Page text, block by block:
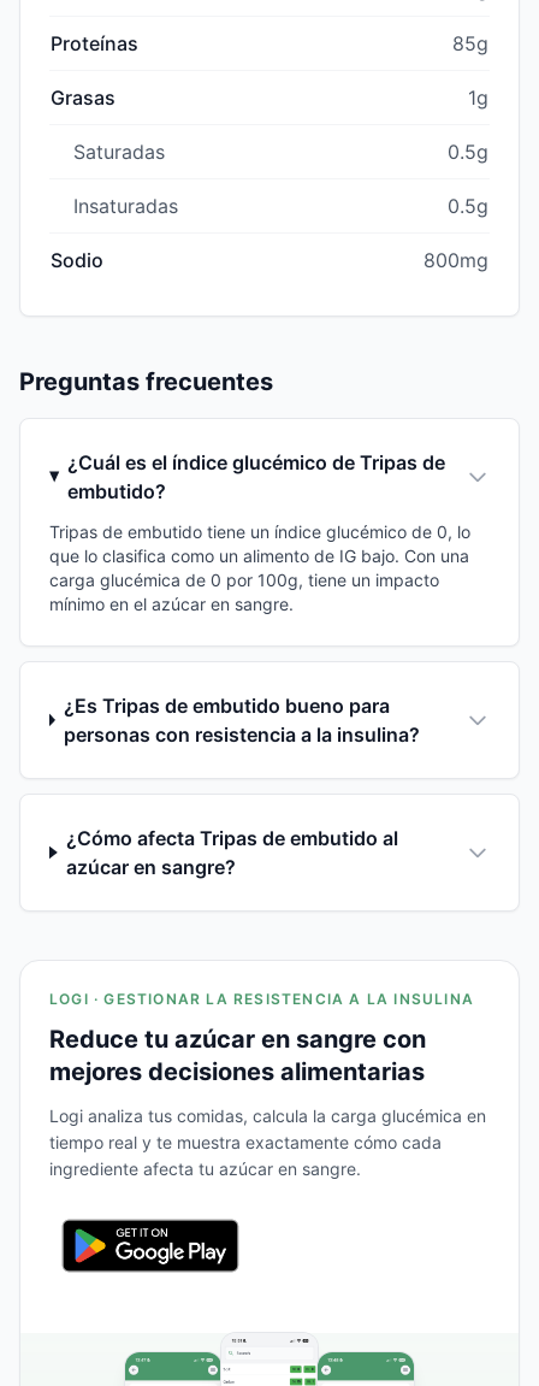
Proteínas 85g
Grasas 1g
Saturadas 0.5g
Insaturadas 0.5g
Sodio 800mg
Preguntas frecuentes
¿Cuál es el índice glucémico de Tripas de
embutido?
Tripas de embutido tiene un índice glucémico de 0, lo
que lo clasifica como un alimento de IG bajo. Con una
carga glucémica de 0 por 100g, tiene un impacto
mínimo en el azúcar en sangre.
¿Es Tripas de embutido bueno para
personas con resistencia a la insulina?
¿Cómo afecta Tripas de embutido al
azúcar en sangre?
LOGI · GESTIONAR LA RESISTENCIA A LA INSULINA
Reduce tu azúcar en sangre con
mejores decisiones alimentarias
Logi analiza tus comidas, calcula la carga glucémica en
tiempo real y te muestra exactamente cómo cada
ingrediente afecta tu azúcar en sangre.